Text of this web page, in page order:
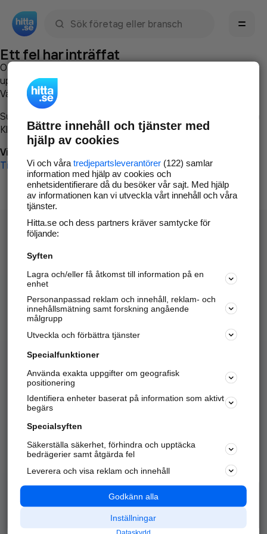
Ett fel har inträffat
Om du vill kan du
uppstod så att vi lättare och snabbare kan avhjälpa det.
Vänligen försök med följande:
Surfa till
Klicka påTillbaka-knappen i webbläsaren och försök igen
Vi beklagar besväret!
Till startsidan
Hitta.se - Gratis nummerupplysning.
Sök företag, personer och platser.
Hitta telefonnummer, adresser, företagsinfo mm.
Marknadsför företaget
Kom igång och annonsera mot
samarbetspartners nära dig.
Alla kategorier
Populära sökningar
API & Kartor
Annonsera
Integritet
Nödnummer
Bättre innehåll och tjänster med
hjälp av cookies
Vi och våra tredjepartsleverantörer(122) samlar
information med hjälp av cookies och
enhetsidentifierare då du besöker vår sajt. Med hjälp
av informationen kan vi utveckla vårt innehåll och våra
tjänster.
Hitta.se och dess partners kräver samtycke för
följande:
Syften
Lagra och/eller få åtkomst till information på en
enhet
Personanpassad reklam och innehåll, reklam- och
innehållsmätning samt forskning angående
målgrupp
Utveckla och förbättra tjänster
Specialfunktioner
Använda exakta uppgifter om geografisk
positionering
Identifiera enheter baserat på information som aktivt
begärs
Specialsyften
Säkerställa säkerhet, förhindra och upptäcka
bedrägerier samt åtgärda fel
Leverera och visa reklam och innehåll
Godkänn alla
Inställningar
Dataskydd